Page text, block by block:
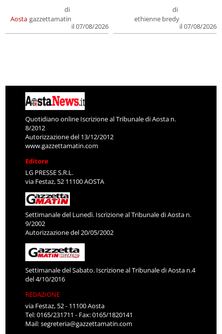
Aosta
di
gazzettamatin
il 07/08/2026
di
ethienne bredy
il 07/08/2026
Quotidiano online Iscrizione al Tribunale di Aosta n.
8/2012
Autorizzazione del 13/12/2012
www.gazzettamatin.com
Editore
LG PRESSE S.R.L.
via Festaz, 52 11100 AOSTA
Settimanale del Lunedì. Iscrizione al Tribunale di Aosta n.
9/2002
Autorizzazione del 20/05/2002
Settimanale del Sabato. Iscrizione al Tribunale di Aosta n.4
del 4/10/2016
REDAZIONE
via Festaz, 52 - 11100 Aosta
Tel: 0165/231711 - Fax: 0165/1820141
Mail:segreteria@gazzettamatin.com